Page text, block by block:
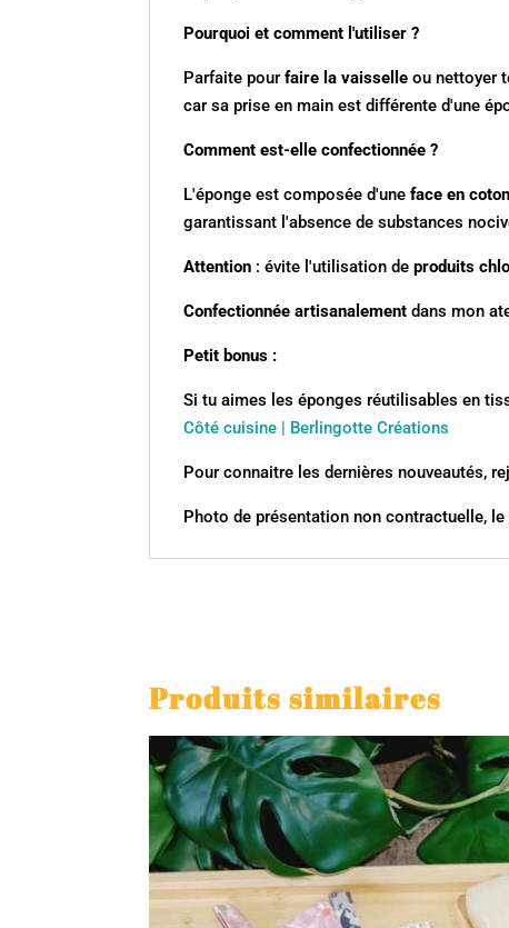
Pourquoi et comment l'utiliser ?
Parfaite pour faire la vaisselle ou nettoyer
car sa prise en main est différente d'une
Comment est-elle confectionnée ?
L'éponge est composée d'une face en
garantissant l'absence de substances
Attention : évite l'utilisation deproduits
Confectionnée artisanalement dans mon
Petit bonus :
Si tu aimes les éponges réutilisables en
Côté cuisine | Berlingotte Créations
Pour connaitre les dernières nouveautés,
Photo de présentation non contractuelle,
Produits similaires